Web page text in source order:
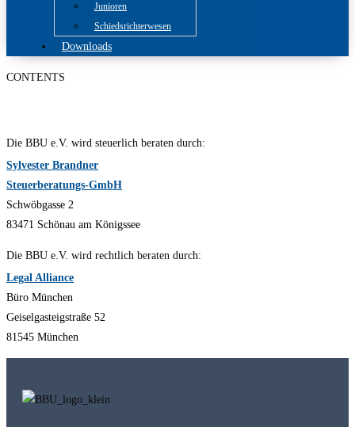
Junioren
Schiedsrichterwesen
Downloads
CONTENTS
Die BBU e.V. wird steuerlich beraten durch:
Sylvester Brandner
Steuerberatungs-GmbH
Schwöbgasse 2
83471 Schönau am Königssee
Die BBU e.V. wird rechtlich beraten durch:
Legal Alliance
Büro München
Geiselgasteigstraße 52
81545 München